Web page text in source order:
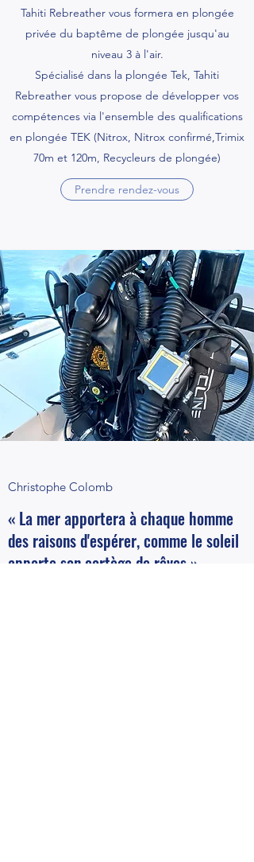
Tahiti Rebreather vous formera en plongée
privée du baptême de plongée jusqu'au
niveau 3 à l'air.
Spécialisé dans la plongée Tek, Tahiti
Rebreather vous propose de développer vos
compétences via l'ensemble des qualifications
en plongée TEK (Nitrox, Nitrox confirmé,Trimix
70m et 120m, Recycleurs de plongée)
Prendre rendez-vous
Christophe Colomb
« La mer apportera à chaque homme
des raisons d'espérer, comme le soleil
apporte son cortège de rêves »